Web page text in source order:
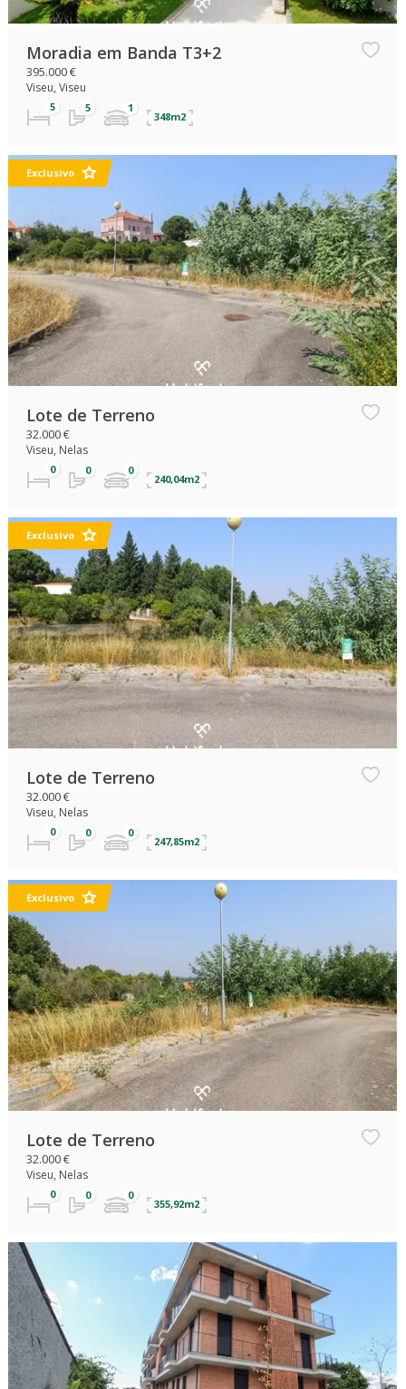
Moradia em Banda T3+2
395.000 €
Viseu, Viseu
348m2
Exclusivo
Lote de Terreno
32.000 €
Viseu, Nelas
240,04m2
Exclusivo
Lote de Terreno
32.000 €
Viseu, Nelas
247,85m2
Exclusivo
Lote de Terreno
32.000 €
Viseu, Nelas
355,92m2